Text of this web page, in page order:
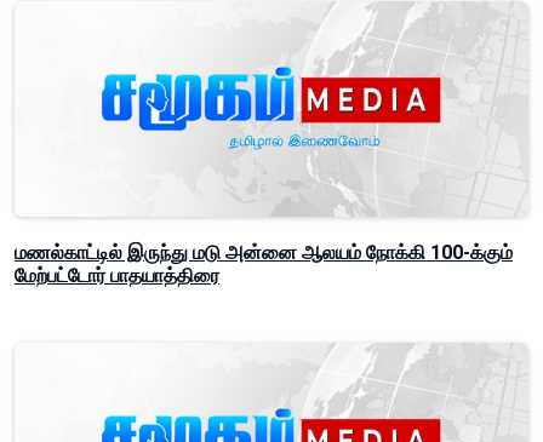
மணல்காட்டில் இருந்து மடு அன்னை ஆலயம் நோக்கி 100-க்கும்
மேற்பட்டோர் பாதயாத்திரை